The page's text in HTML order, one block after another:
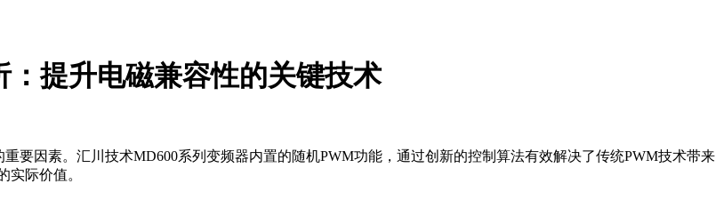
提升电磁兼容性的关键技术
要因素。汇川技术MD600系列变频器内置的随机PWM功能，通过创新的控制算法有效解决了传统PWM技术带来
实际价值。